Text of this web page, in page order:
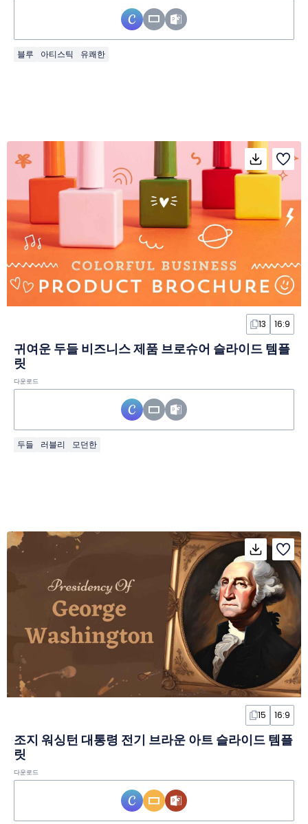
블루 아티스틱 유쾌한
13 16:9
귀여운 두들 비즈니스 제품 브로슈어 슬라이드 템플
릿
다운로드
두들 러블리 모던한
15 16:9
조지 워싱턴 대통령 전기 브라운 아트 슬라이드 템플
릿
다운로드